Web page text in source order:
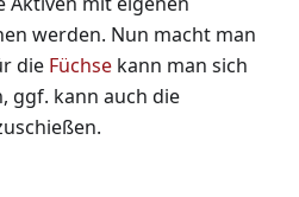
werden. Nun macht man
die Füchse kann man sich
ggf. kann auch die